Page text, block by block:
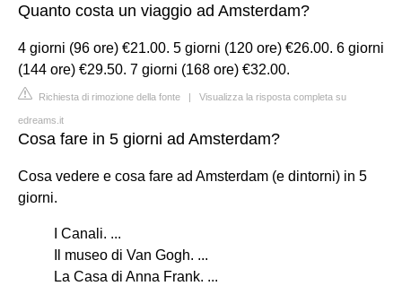
Quanto costa un viaggio ad Amsterdam?
4 giorni (96 ore) €21.00. 5 giorni (120 ore) €26.00. 6 giorni
(144 ore) €29.50. 7 giorni (168 ore) €32.00.
Richiesta di rimozione della fonte | Visualizza la risposta completa su
edreams.it
Cosa fare in 5 giorni ad Amsterdam?
Cosa vedere e cosa fare ad Amsterdam (e dintorni) in 5
giorni.
I Canali. ...
Il museo di Van Gogh. ...
La Casa di Anna Frank. ...